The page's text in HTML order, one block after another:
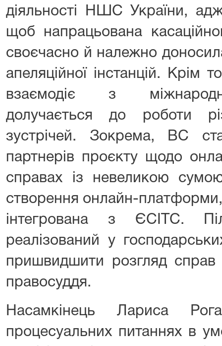
діяльності НШС України,
щоб напрацьована
своєчасно й належно
апеляційної інстанцій.
взаємодіє з
долучається до роботи
зустрічей. Зокрема, ВС
партнерів проєкту щодо
справах із невеликою
створення онлайн-платформи,
інтегрована з ЄСІТC.
реалізований у
пришвидшити розгляд справ
правосуддя.
Насамкінець Лариса
процесуальних питаннях в